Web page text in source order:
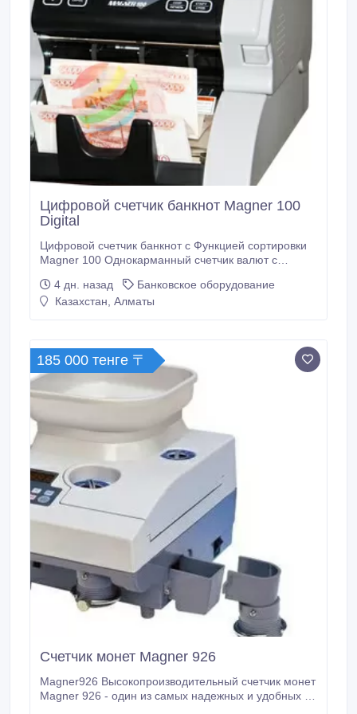
Цифровой счетчик банкнот Magner 100
Digital
Цифровой счетчик банкнот с Функцией сортировки
Magner 100 Однокарманный счетчик валют с
Magner 100 Digital счётчик банкнот
Интеллектуальный мультивалютный счётчик банкнот
с определением номинала и ориентации.
4 дн. назад
Банковское оборудование
Казахстан, Алматы
185 000 тенге 〒
Счетчик монет Magner 926
Magner926 Высокопроизводительный счетчик монет
Magner 926 - один из самых надежных и удобных в